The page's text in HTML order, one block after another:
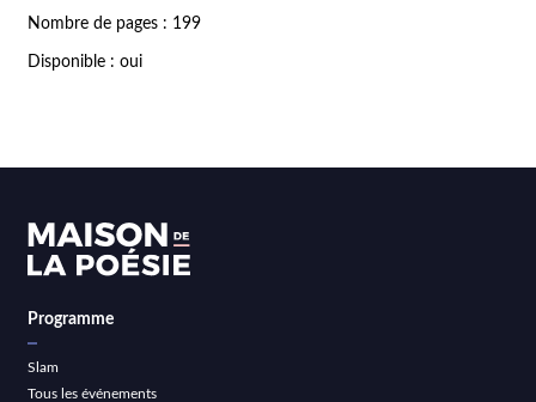
Nombre de pages : 199
Disponible : oui
Programme
Slam
Tous les événements